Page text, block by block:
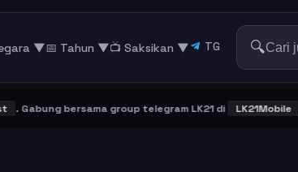
▼📅 Tahun ▼📺 Saksikan ▼ TG 🔍
bersama group telegram LK21 di LK21Mobile .